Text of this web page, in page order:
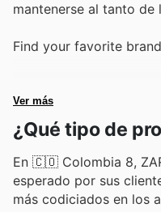
mantenerse al tanto
Find your favorite
Ver más
¿Qué tipo de
En 🇨🇴 Colombia 8,
esperado por sus
más codiciados en los